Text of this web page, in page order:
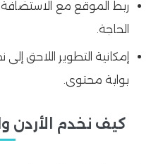
ربط الموقع مع الاستضافة
الحاجة.
إمكانية التطوير اللاحق
بوابة محتوى.
كيف نخدم الأردن